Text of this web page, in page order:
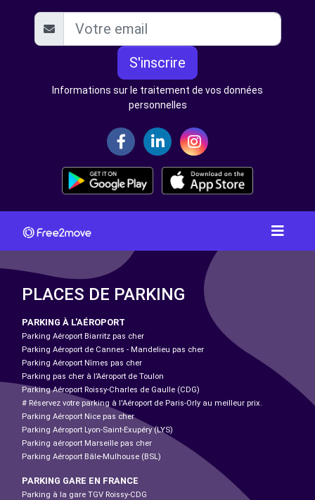
S'inscrire
Informations sur le traitement de vos données
personnelles
PLACES DE PARKING
PARKING À L'AÉROPORT
Parking Aéroport Biarritz pas cher
Parking Aéroport de Cannes - Mandelieu pas cher
Parking Aéroport Nîmes pas cher
Parking pas cher à l’Aéroport de Toulon
Parking Aéroport Roissy-Charles de Gaulle (CDG)
# Réservez votre parking à l'Aéroport de Paris-Orly au meilleur prix.
Parking Aéroport Nice pas cher
Parking Aéroport Lyon-Saint-Exupéry (LYS)
Parking aéroport Marseille pas cher
Parking Aéroport Bâle-Mulhouse (BSL)
PARKING GARE EN FRANCE
Parking à la gare TGV Roissy-CDG